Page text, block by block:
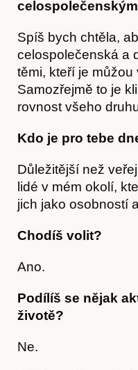
Spíš bych chtěla,
celospolečenská a
těmi, kteří je můžou
Samozřejmě to je
rovnost všeho
Kdo je pro tebe
Důležitější než
lidé v mém okolí,
jich jako osobností
Chodíš volit?
Ano.
Podílíš se nějak
životě?
Ne.